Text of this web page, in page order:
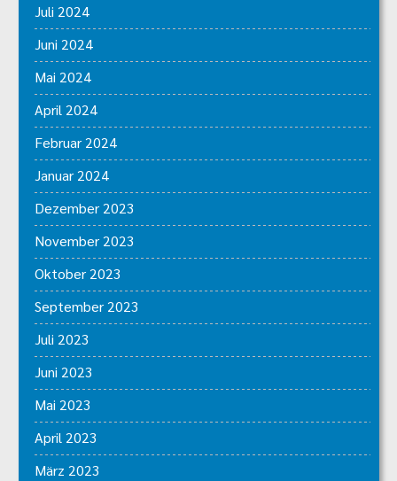
Juli 2024
Juni 2024
Mai 2024
April 2024
Februar 2024
Januar 2024
Dezember 2023
November 2023
Oktober 2023
September 2023
Juli 2023
Juni 2023
Mai 2023
April 2023
März 2023